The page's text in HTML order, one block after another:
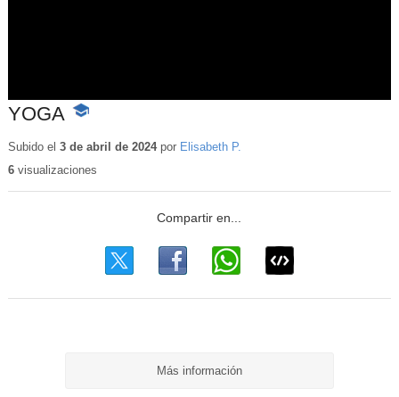
YOGA -
educativo
Subido el 3 de abril de 2024por Elisabeth P.
6visualizaciones
Más información